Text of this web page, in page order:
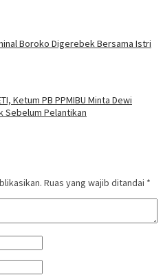
Boroko Digerebek Bersama Istri
Ketum PB PPMIBU Minta Dewi
Sebelum Pelantikan
Ruas yang wajib ditandai *